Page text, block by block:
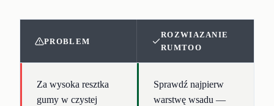
PROBLEM
ROZWIAZANIE
RUMTOO
Za wysoka resztka
gumy w czystej
Sprawdź najpierw
warstwę wsadu —